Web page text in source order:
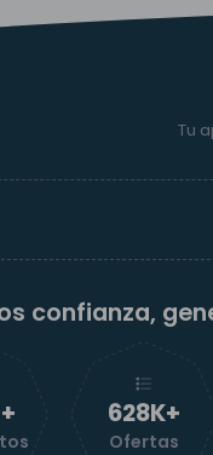
Tu
confianza,
629K+
Ofertas